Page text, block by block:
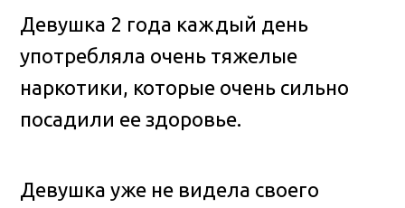
Девушка 2 года каждый день
употребляла очень тяжелые
наркотики, которые очень сильно
посадили ее здоровье.
Девушка уже не видела своего